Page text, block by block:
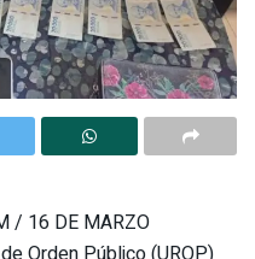
/ 16 DE MARZO